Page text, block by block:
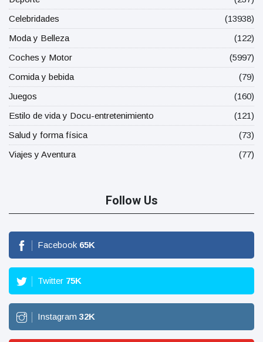
Celebridades
(13938)
Moda y Belleza
(122)
Coches y Motor
(5997)
Comida y bebida
(79)
Juegos
(160)
Estilo de vida y Docu-entretenimiento
(121)
Salud y forma física
(73)
Viajes y Aventura
(77)
Follow Us
Facebook 65K
Twitter 75K
Instagram 32K